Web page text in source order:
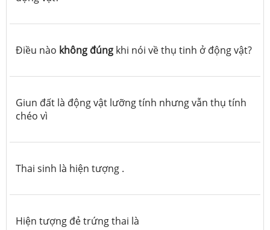
Điều nào không đúng khi nói về thụ tinh ở động vật?
Giun đất là động vật lưỡng tính nhưng vẫn thụ tính
chéo vì
Thai sinh là hiện tượng .
Hiện tượng đẻ trứng thai là